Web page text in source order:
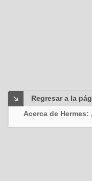
Regresar a la
Acerca de Hermes: